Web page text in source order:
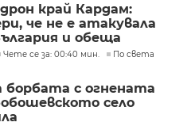
край Кардам:
че не е атакувала
и обеща
Чете се за: 00:40 мин. По света
борбата с огнената
село